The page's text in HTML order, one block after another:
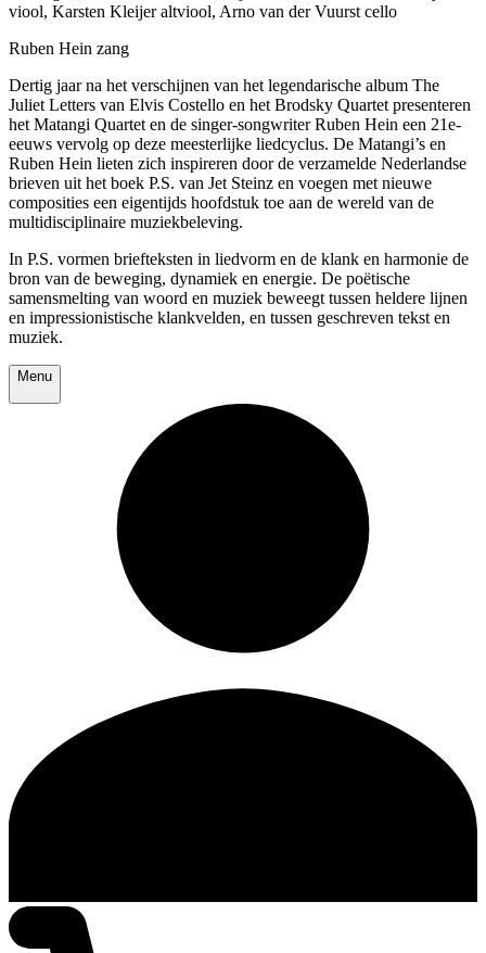
viool, Karsten Kleijer altviool, Arno van der Vuurst cello
Ruben Hein zang
Dertig jaar na het verschijnen van het legendarische album The
Juliet Letters van Elvis Costello en het Brodsky Quartet presenteren
het Matangi Quartet en de singer-songwriter Ruben Hein een 21e-
eeuws vervolg op deze meesterlijke liedcyclus. De Matangi’s en
Ruben Hein lieten zich inspireren door de verzamelde Nederlandse
brieven uit het boek P.S. van Jet Steinz en voegen met nieuwe
composities een eigentijds hoofdstuk toe aan de wereld van de
multidisciplinaire muziekbeleving.
In P.S. vormen briefteksten in liedvorm en de klank en harmonie de
bron van de beweging, dynamiek en energie. De poëtische
samensmelting van woord en muziek beweegt tussen heldere lijnen
en impressionistische klankvelden, en tussen geschreven tekst en
muziek.
Menu